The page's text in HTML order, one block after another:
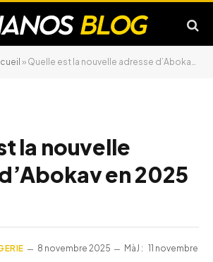
» Quelle est la nouvelle adresse d’Abokav en 2025 ?
la nouvelle
en 2025
8 novembre 2025 MàJ : 11 novembre